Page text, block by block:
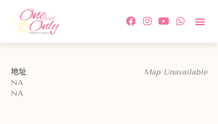
Map Unavailable
地址
NA
NA